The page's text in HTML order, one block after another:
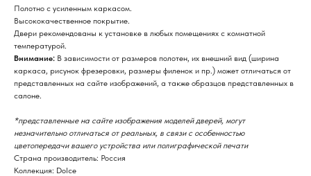
Полотно с усиленным каркасом.
Высококачественное покрытие.
Двери рекомендованы к установке в любых помещениях с комнатной
температурой.
Внимание: В зависимости от размеров полотен, их внешний вид (ширина
каркаса, рисунок фрезеровки, размеры филенок и пр.) может отличаться от
представленных на сайте изображений, а также образцов представленных в
салоне.
*представленные на сайте изображения моделей дверей, могут
незначительно отличаться от реальных, в связи с особенностью
цветопередачи вашего устройства или полиграфической печати
Страна производитель: Россия
Коллекция: Dolce